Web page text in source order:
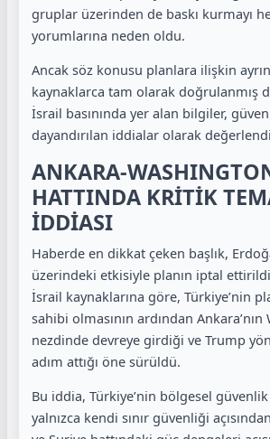
gruplar üzerinden de baskı kurmayı
yorumlarına neden oldu.
Ancak söz konusu planlara ilişkin
kaynaklarca tam olarak doğrulanmış
İsrail basınında yer alan bilgiler,
dayandırılan iddialar olarak
ANKARA-
HATTINDA KRİTİK
İDDİASI
Haberde en dikkat çeken başlık,
üzerindeki etkisiyle planın iptal
İsrail kaynaklarına göre, Türkiye’nin
sahibi olmasının ardından
nezdinde devreye girdiği ve Trump
adım attığı öne sürüldü.
Bu iddia, Türkiye’nin bölgesel
yalnızca kendi sınır güvenliği